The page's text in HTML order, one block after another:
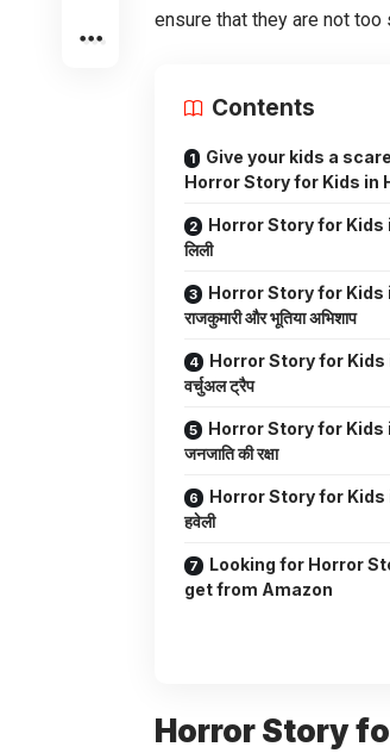
ensure that they are not too
Contents
Give your kids a
Horror Story for Kids in
Horror Story for Kids
लिली
Horror Story for Kids
राजकुमारी और भूतिया अभिशाप
Horror Story for Kids
वर्चुअल ट्रैप
Horror Story for Kids
जनजाति की रक्षा
Horror Story for Kids
हवेली
Looking for Horror
get from Amazon
Horror Story